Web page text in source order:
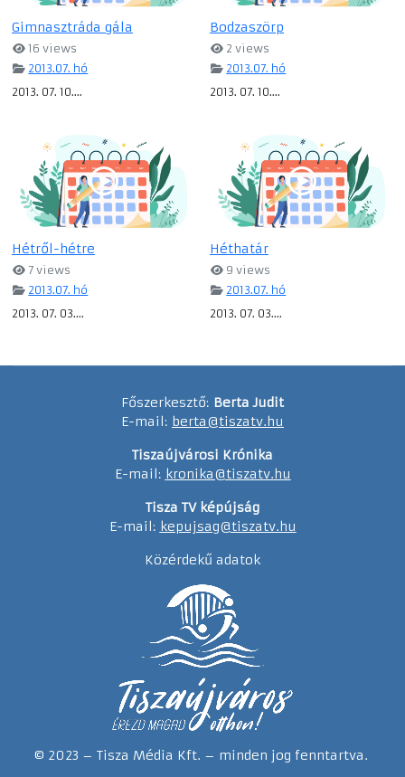
Gimnasztráda gála
16 views
2013.07. hó
2013. 07. 10....
Bodzaszörp
2 views
2013.07. hó
2013. 07. 10....
Hétről-hétre
7 views
2013.07. hó
2013. 07. 03....
Héthatár
9 views
2013.07. hó
2013. 07. 03....
Főszerkesztő: Berta Judit
E-mail: berta@tiszatv.hu
Tiszaújvárosi Krónika
E-mail: kronika@tiszatv.hu
Tisza TV képújság
E-mail: kepujsag@tiszatv.hu
Közérdekű adatok
© 2023 – Tisza Média Kft. – minden jog fenntartva.